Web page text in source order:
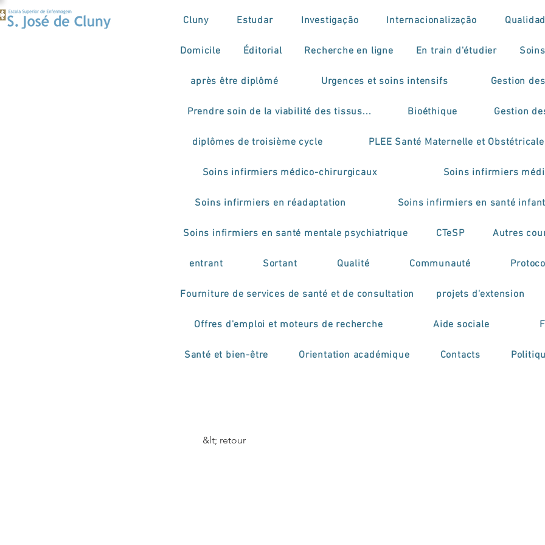
Cluny Estudar Investigação Internacionalização
Domicile Éditorial Recherche en ligne En train d'étudier
après être diplômé Urgences et soins intensifs Gestion
Prendre soin de la viabilité des tissus... Bioéthique Gestion
diplômes de troisième cycle PLEE Santé Maternelle et Obstétricale
Soins infirmiers médico-chirurgicaux Soins infirmiers
Soins infirmiers en réadaptation Soins infirmiers en santé
Soins infirmiers en santé mentale psychiatrique CTeSP Autres
entrant Sortant Qualité Communauté
Fourniture de services de santé et de consultation projets d'extension
Offres d'emploi et moteurs de recherche Aide sociale
Santé et bien-être Orientation académique Contacts
&lt; retour